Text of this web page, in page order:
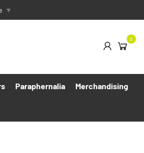
▼
0
Paraphernalia Merchandising